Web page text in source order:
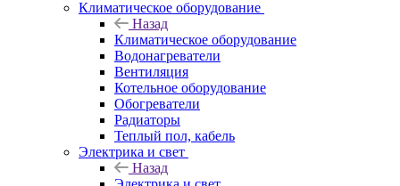
Климатическое оборудование
Назад
Климатическое оборудование
Водонагреватели
Вентиляция
Котельное оборудование
Обогреватели
Радиаторы
Теплый пол, кабель
Электрика и свет
Назад